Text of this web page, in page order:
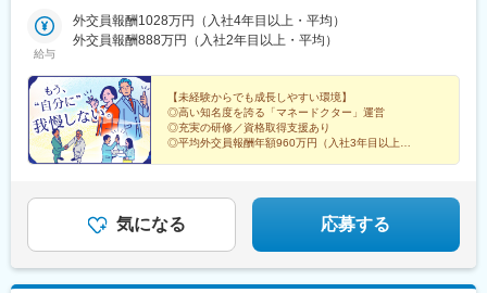
駅、小伝馬町駅、仲御徒町駅、奥沢駅、立川南駅、秋葉原駅、日
ノ出町駅、横浜駅、桜木町駅、桜橋駅(富山県)、福井駅、新浜松
橋駅、大阪梅田駅(阪神線)、神戸三宮駅(阪急・神戸高速)、田町駅
(岡山県)、松川町駅、本通駅、瓦町駅、南堀端駅、デンテツターミ
ナルビル前駅、平和通駅、大橋駅(長崎県)、佐世保駅、九品寺交差
点駅、甲東中学校前駅、県庁前駅(沖縄県)
禁煙）▼勤務地の詳細は以下をご確認ください
駅、南長井駅、さくらんぼ東根駅、郡山駅(福島県)、いわき駅、福
島駅(福島県)、小見川駅、つくば駅、偕楽園駅、東宿郷駅、小山
(埼玉県)、川越駅、御花畑駅、南浦和駅、東松山駅、深谷駅、葭川
公園駅、京成成田駅、海浜幕張駅、船橋駅、柏駅、水道橋駅、末
広町駅(東京都)、馬喰町駅、吉祥寺駅、町田駅、自由が丘駅、立川
駅、京王八王子駅、岩本町駅、日本大通り駅、伊勢佐木長者町
駅、藤沢駅、平塚駅、沼津駅、高島町駅、馬車道駅、みなとみら
前駅(長野県)、信濃荒井駅、電気ビル前駅、北鉄金沢駅、仁愛女子
高校駅、敦賀駅、西岐阜駅、高山駅、多治見駅、新静岡駅、富士
給与
外交員報酬1028万円（入社4年目以上・平均）
外交員報酬888万円（入社2年目以上・平均）
【未経験からでも成長しやすい環境】
◎高い知名度を誇る「マネードクター」運営
◎充実の研修／資格取得支援あり
◎平均外交員報酬年額960万円（入社3年目以上）
気になる 応募する